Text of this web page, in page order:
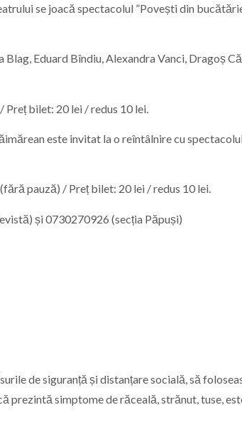
se joacă spectacolul ”Povești din
Eduard Bîndiu, Alexandra Vanci, Dragoș
Preț bilet: 20 lei / redus 10 lei.
este invitat la o reîntâlnire cu
pauză) / Preț bilet: 20 lei / redus 10 lei.
și 0730270926 (secția Păpuși)
de siguranță și distanțare socială, să
prezintă simptome de răceală, strănut, tuse,